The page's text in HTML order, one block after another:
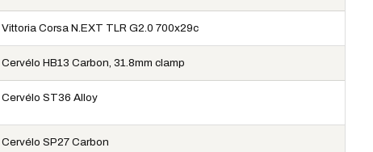
Vittoria Corsa N.EXT TLR G2.0 700x29c
Cervélo HB13 Carbon, 31.8mm clamp
Cervélo ST36 Alloy
Cervélo SP27 Carbon